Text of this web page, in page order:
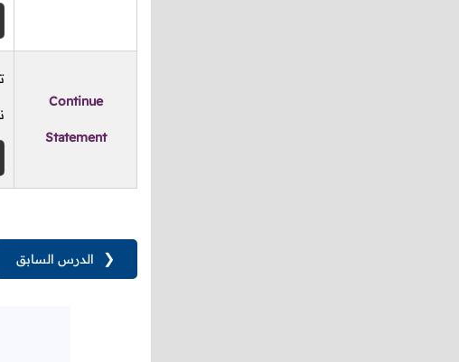
Continue
Statement
❮ الدرس السابق